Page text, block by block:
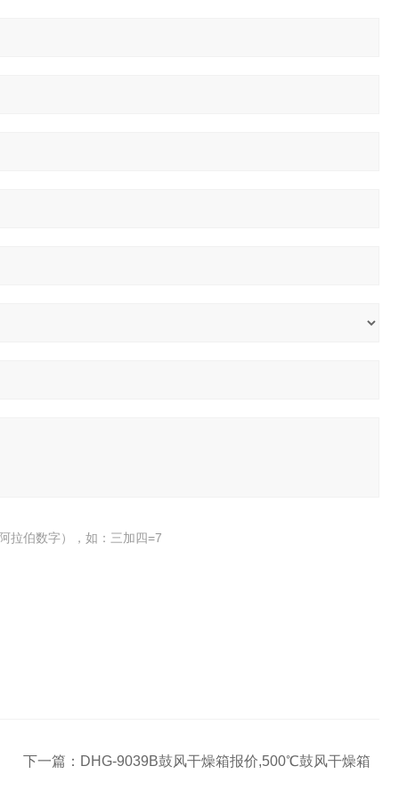
拉伯数字），如：三加四=7
下一篇： DHG-9039B鼓风干燥箱报价,500℃鼓风干燥箱